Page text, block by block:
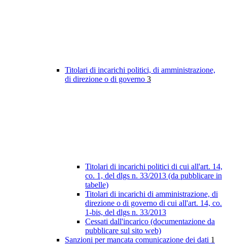
Titolari di incarichi politici, di amministrazione,
di direzione o di governo 3
Titolari di incarichi politici di cui all'art. 14,
co. 1, del dlgs n. 33/2013 (da pubblicare in
tabelle)
Titolari di incarichi di amministrazione, di
direzione o di governo di cui all'art. 14, co.
1-bis, del dlgs n. 33/2013
Cessati dall'incarico (documentazione da
pubblicare sul sito web)
Sanzioni per mancata comunicazione dei dati 1